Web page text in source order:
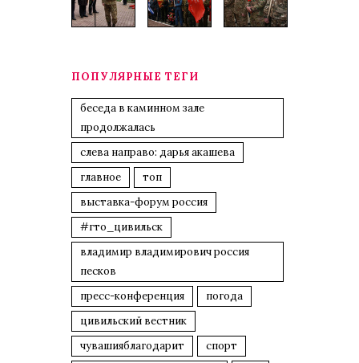
ПОПУЛЯРНЫЕ ТЕГИ
беседа в каминном зале
продолжалась
слева направо: дарья акашева
главное
топ
выставка-форум россия
#гто_цивильск
владимир владимирович россия
песков
пресс-конференция
погода
цивильский вестник
чувашияблагодарит
спорт